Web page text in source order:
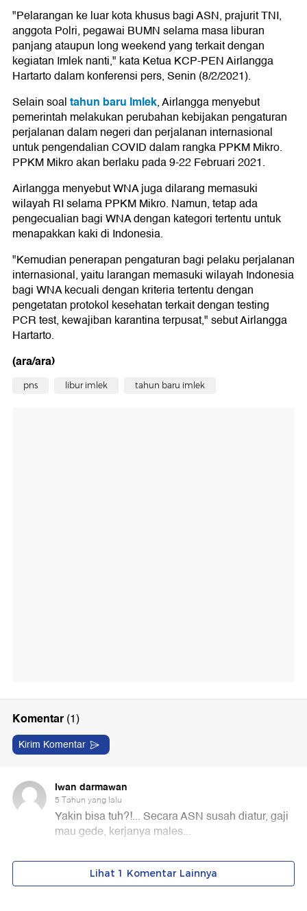
"Pelarangan ke luar kota khusus bagi ASN, prajurit TNI,
anggota Polri, pegawai BUMN selama masa liburan
panjang ataupun long weekend yang terkait dengan
kegiatan Imlek nanti," kata Ketua KCP-PEN Airlangga
Hartarto dalam konferensi pers, Senin (8/2/2021).
Selain soaltahun baru Imlek, Airlangga menyebut
pemerintah melakukan perubahan kebijakan pengaturan
perjalanan dalam negeri dan perjalanan internasional
untuk pengendalian COVID dalam rangka PPKM Mikro.
PPKM Mikro akan berlaku pada 9-22 Februari 2021.
Airlangga menyebut WNA juga dilarang memasuki
wilayah RI selama PPKM Mikro. Namun, tetap ada
pengecualian bagi WNA dengan kategori tertentu untuk
menapakkan kaki di Indonesia.
"Kemudian penerapan pengaturan bagi pelaku perjalanan
internasional, yaitu larangan memasuki wilayah Indonesia
bagi WNA kecuali dengan kriteria tertentu dengan
pengetatan protokol kesehatan terkait dengan testing
PCR test, kewajiban karantina terpusat," sebut Airlangga
Hartarto.
(ara/ara)
pns libur imlek tahun baru imlek